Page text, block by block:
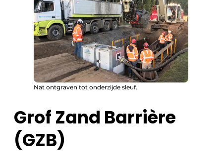
Nat ontgraven tot onderzijde sleuf.
Grof Zand Barrière
(GZB)